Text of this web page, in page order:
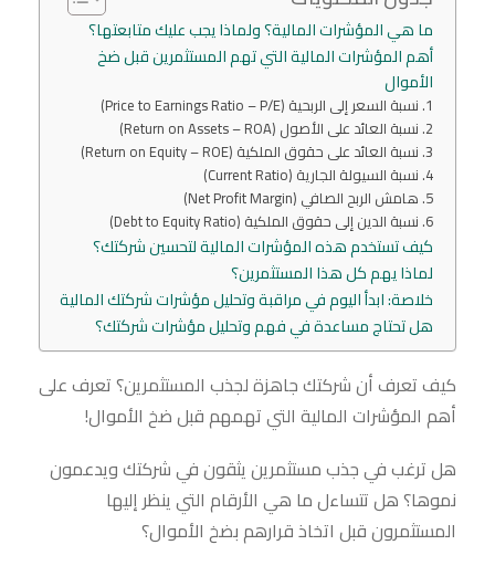
ما هي المؤشرات المالية؟ ولماذا يجب عليك متابعتها؟
أهم المؤشرات المالية التي تهم المستثمرين قبل ضخ
الأموال
1. نسبة السعر إلى الربحية (Price to Earnings Ratio – P/E)
2. نسبة العائد على الأصول (Return on Assets – ROA)
3. نسبة العائد على حقوق الملكية (Return on Equity – ROE)
4. نسبة السيولة الجارية (Current Ratio)
5. هامش الربح الصافي (Net Profit Margin)
6. نسبة الدين إلى حقوق الملكية (Debt to Equity Ratio)
كيف تستخدم هذه المؤشرات المالية لتحسين شركتك؟
لماذا يهم كل هذا المستثمرين؟
خلاصة: ابدأ اليوم في مراقبة وتحليل مؤشرات شركتك المالية
هل تحتاج مساعدة في فهم وتحليل مؤشرات شركتك؟
كيف تعرف أن شركتك جاهزة لجذب المستثمرين؟ تعرف على
أهم المؤشرات المالية التي تهمهم قبل ضخ الأموال!
هل ترغب في جذب مستثمرين يثقون في شركتك ويدعمون
نموها؟ هل تتساءل ما هي الأرقام التي ينظر إليها
المستثمرون قبل اتخاذ قرارهم بضخ الأموال؟